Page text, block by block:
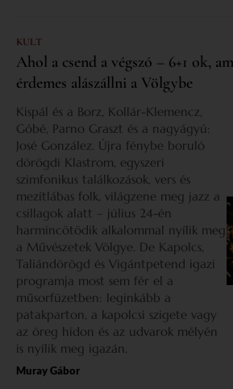
KULT
Ahol a csend a végszó – 6+1 ok,
érdemes alászállni a Völgybe
Kispál és a Borz, Kollár-Klemencz,
Góbé, Parno Graszt és a nagyágyú:
José González. Újra fénybe boruló
dörögdi Klastrom, egyszeri
szimfonikus találkozások, vers és
mezítlábas folk, világzene meg jazz a
csillagok alatt – július 24-én
harmincötödik alkalommal nyílik meg
a Művészetek Völgye. De Kapolcs,
Taliándörögd és Vigántpetend igazi
programja most sem fér el a
műsorfüzetben: leginkább a
patakparton, a kapolcsi szigete vagy
az öreg hídon és az udvarok mélyén
is nyílik meg igazán.
Muray Gábor